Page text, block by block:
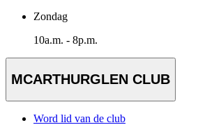
Zondag
10a.m. - 8p.m.
MCARTHURGLEN CLUB
Word lid van de club